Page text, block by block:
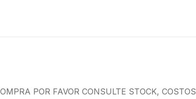
POR FAVOR CONSULTE STOCK, COSTOS